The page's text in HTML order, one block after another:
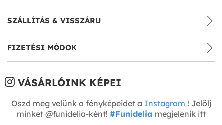
SZÁLLÍTÁS & VISSZÁRU
FIZETÉSI MÓDOK
VÁSÁRLÓINK KÉPEI
Oszd meg velünk a fényképeidet a Instagram ! Jelölj
minket @funidelia-ként! #Funidelia megjelenik itt